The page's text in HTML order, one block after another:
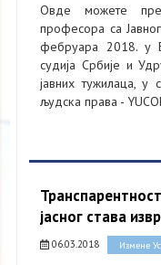
Овде можете
професора са
фебруара 2018. у
судија Србије и
јавних тужилаца, у
људска права -
јасног става
06.03.2018 Измене